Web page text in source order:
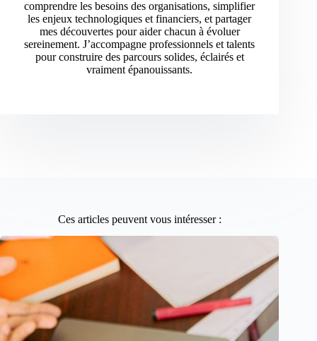
comprendre les besoins des organisations, simplifier
les enjeux technologiques et financiers, et partager
mes découvertes pour aider chacun à évoluer
sereinement. J’accompagne professionnels et talents
pour construire des parcours solides, éclairés et
vraiment épanouissants.
Ces articles peuvent vous intéresser :